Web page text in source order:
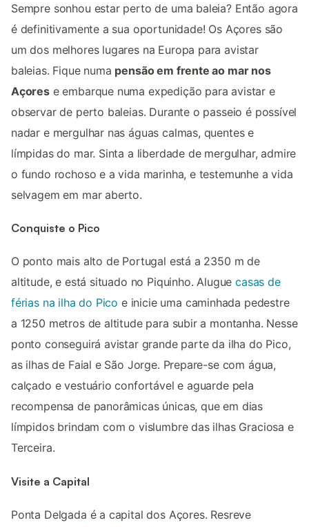
Sempre sonhou estar perto de uma baleia? Então agora
é definitivamente a sua oportunidade! Os Açores são
um dos melhores lugares na Europa para avistar
baleias. Fique numa pensão em frente ao mar nos
Açorese embarque numa expedição para avistar e
observar de perto baleias. Durante o passeio é possível
nadar e mergulhar nas águas calmas, quentes e
límpidas do mar. Sinta a liberdade de mergulhar, admire
o fundo rochoso e a vida marinha, e testemunhe a vida
selvagem em mar aberto.
Conquiste o Pico
O ponto mais alto de Portugal está a 2350 m de
altitude, e está situado no Piquinho. Aluguecasas de
férias na ilha do Pico e inicie uma caminhada pedestre
a 1250 metros de altitude para subir a montanha. Nesse
ponto conseguirá avistar grande parte da ilha do Pico,
as ilhas de Faial e São Jorge. Prepare-se com água,
calçado e vestuário confortável e aguarde pela
recompensa de panorâmicas únicas, que em dias
límpidos brindam com o vislumbre das ilhas Graciosa e
Terceira.
Visite a Capital
Ponta Delgada é a capital dos Açores. Resreve